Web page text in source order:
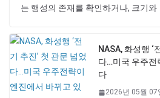
는 행성의 존재를 확인하거나, 크기와
NASA, 화성행 ‘
다…미국 우주전
다
2026년 05월 07